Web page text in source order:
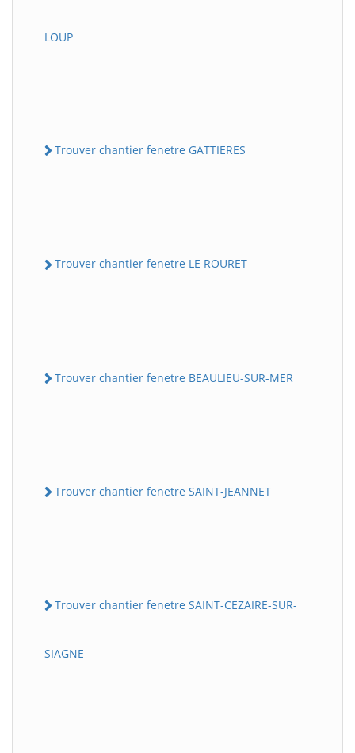
LOUP
Trouver chantier fenetre GATTIERES
Trouver chantier fenetre LE ROURET
Trouver chantier fenetre BEAULIEU-SUR-MER
Trouver chantier fenetre SAINT-JEANNET
Trouver chantier fenetre SAINT-CEZAIRE-SUR-
SIAGNE